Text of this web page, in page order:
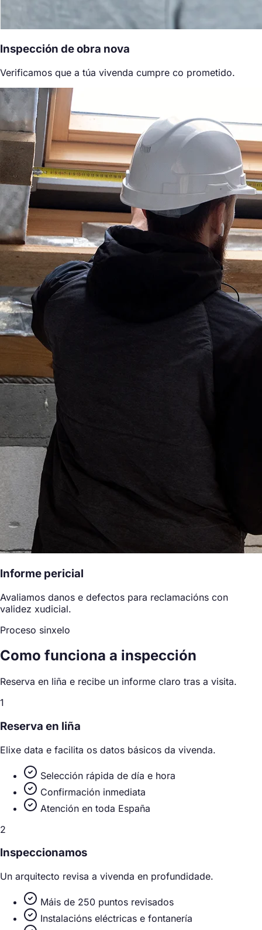
Inspección de obra nova
Verificamos que a túa vivenda cumpre co prometido.
Informe pericial
Avaliamos danos e defectos para reclamacións con
validez xudicial.
Proceso sinxelo
Como funciona a inspección
Reserva en liña e recibe un informe claro tras a visita.
1
Reserva en liña
Elixe data e facilita os datos básicos da vivenda.
Selección rápida de día e hora
Confirmación inmediata
Atención en toda España
2
Inspeccionamos
Un arquitecto revisa a vivenda en profundidade.
Máis de 250 puntos revisados
Instalacións eléctricas e fontanería